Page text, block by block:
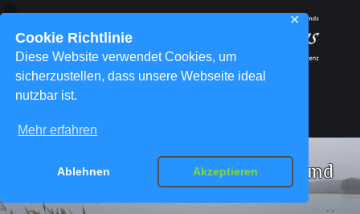
Cookie Richtlinie
Diese Website verwendet Cookies, um
sicherzustellen, dass unsere Webseite ideal
nutzbar ist.
Mehr erfahren
Ablehnen Akzeptieren
✕
Markus Lanz zum Thema Energie und
Wirtschaft